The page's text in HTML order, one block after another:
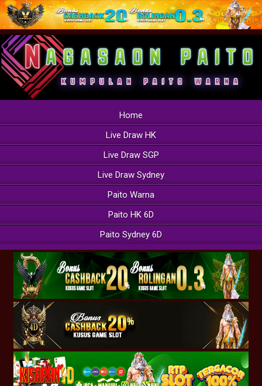
Home
Live Draw HK
Live Draw SGP
Live Draw Sydney
Paito Warna
Paito HK 6D
Paito Sydney 6D